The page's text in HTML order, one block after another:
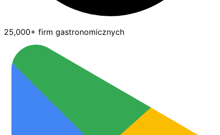
25,000+ firm gastronomicznych